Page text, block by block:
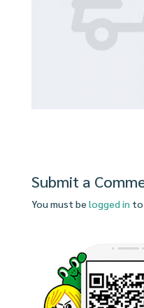
Submit a
You must be logged in to